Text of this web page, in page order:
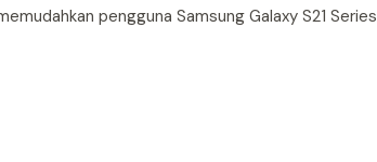
pengguna Samsung Galaxy S21 Series